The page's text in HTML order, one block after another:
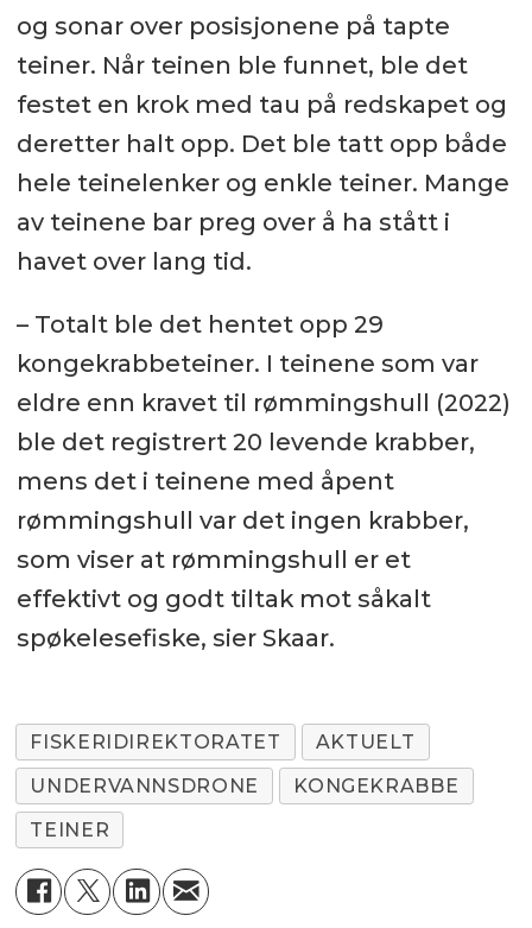
og sonar over posisjonene på tapte
teiner. Når teinen ble funnet, ble det
festet en krok med tau på redskapet og
deretter halt opp. Det ble tatt opp både
hele teinelenker og enkle teiner. Mange
av teinene bar preg over å ha stått i
havet over lang tid.
– Totalt ble det hentet opp 29
kongekrabbeteiner. I teinene som var
eldre enn kravet til rømmingshull (2022)
ble det registrert 20 levende krabber,
mens det i teinene med åpent
rømmingshull var det ingen krabber,
som viser at rømmingshull er et
effektivt og godt tiltak mot såkalt
spøkelesefiske, sier Skaar.
FISKERIDIREKTORATET
AKTUELT
UNDERVANNSDRONE
KONGEKRABBE
TEINER